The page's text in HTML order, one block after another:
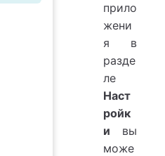
прило
жени
я в
разде
ле
Наст
ройк
и вы
може